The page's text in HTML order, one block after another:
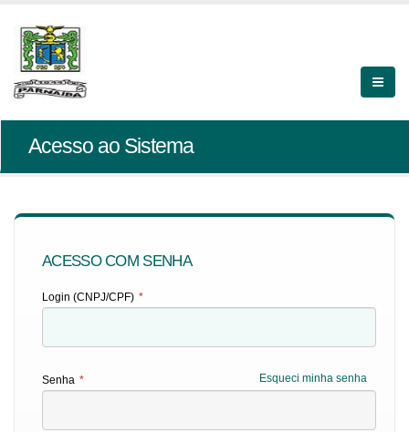
Acesso ao Sistema
ACESSO COM SENHA
Login (CNPJ/CPF) *
Esqueci minha senha
Senha *